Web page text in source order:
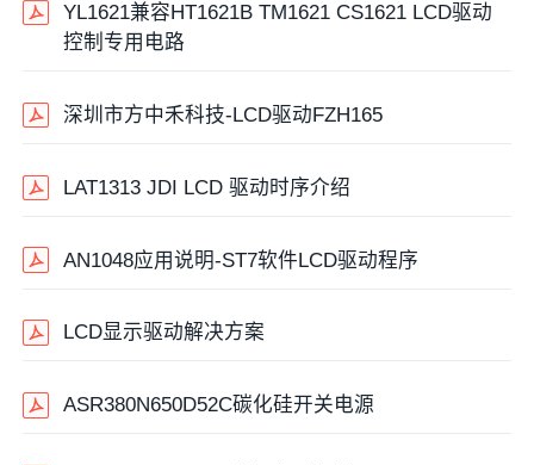
YL1621兼容HT1621B TM1621 CS1621 LCD驱动
控制专用电路
深圳市方中禾科技-LCD驱动FZH165
LAT1313 JDI LCD 驱动时序介绍
AN1048应用说明-ST7软件LCD驱动程序
LCD显示驱动解决方案
ASR380N650D52C碳化硅开关电源